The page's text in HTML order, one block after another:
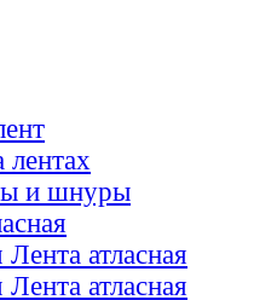
лентах
и шнуры
атласная
атласная